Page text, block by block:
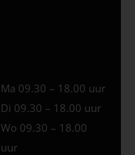
Ma 09.30 – 18.00 uur
Di 09.30 – 18.00 uur
Wo 09.30 – 18.00
uur